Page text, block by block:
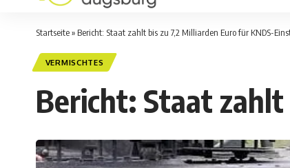
Startseite» Bericht: Staat zahlt bis zu 7,2 Milliarden Euro für KNDS-
VERMISCHTES
Bericht: Staat zahlt